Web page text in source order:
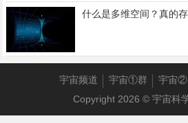
什么是多维空间？真的
宇宙频道 宇宙①群 宇宙②
Copyright 2026 ©宇宙科